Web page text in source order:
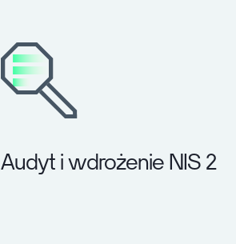
Audyt i wdrożenie NIS 2